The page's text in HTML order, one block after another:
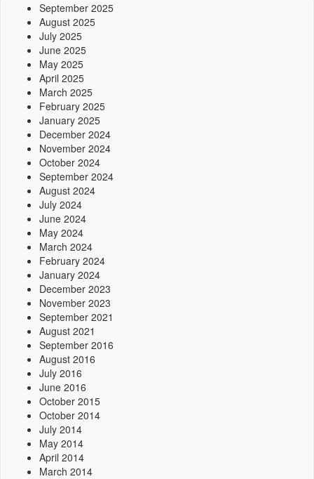
September 2025
August 2025
July 2025
June 2025
May 2025
April 2025
March 2025
February 2025
January 2025
December 2024
November 2024
October 2024
September 2024
August 2024
July 2024
June 2024
May 2024
March 2024
February 2024
January 2024
December 2023
November 2023
September 2021
August 2021
September 2016
August 2016
July 2016
June 2016
October 2015
October 2014
July 2014
May 2014
April 2014
March 2014